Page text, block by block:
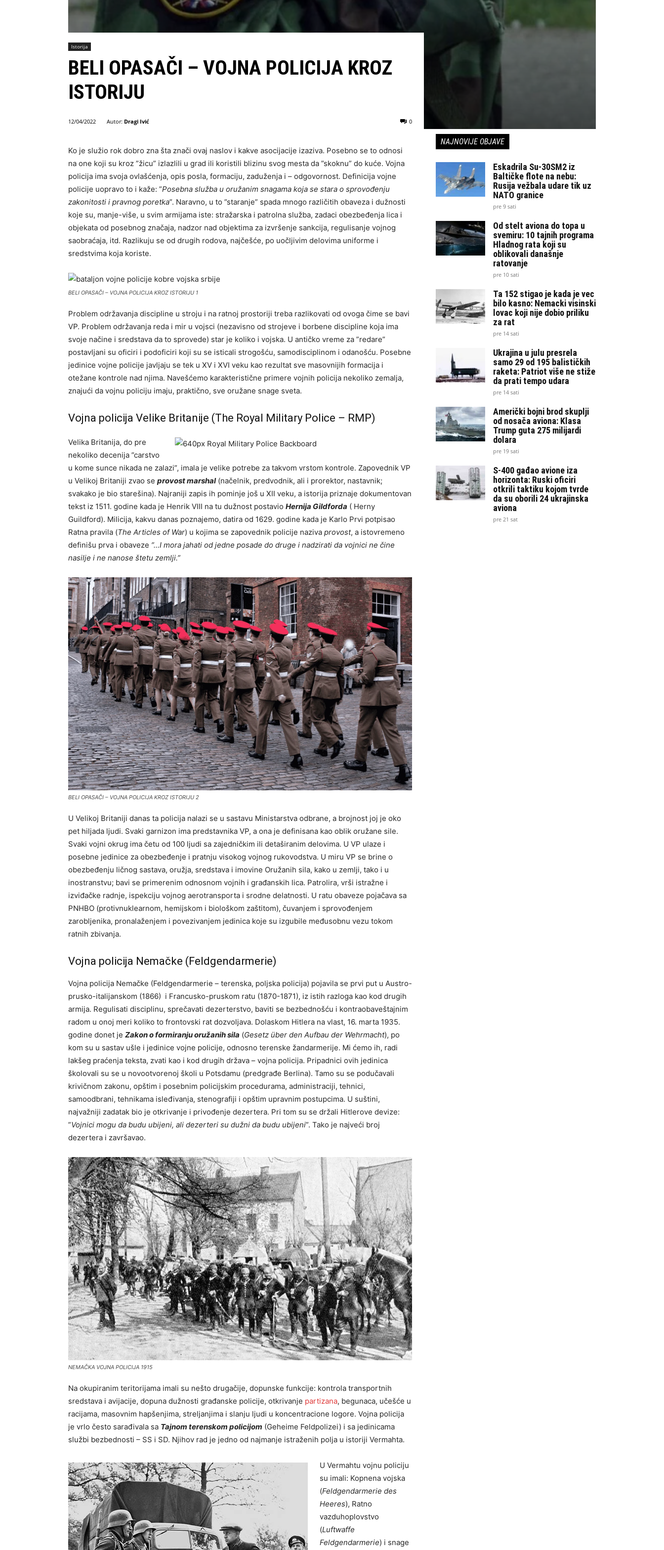
Istorija
BELI OPASAČI – VOJNA POLICIJA KROZ
ISTORIJU
12/04/2022 Autor: Dragi Ivić 0
Ko je služio rok dobro zna šta znači ovaj naslov i kakve asocijacije izaziva. Posebno se to odnosi
na one koji su kroz ”žicu” izlazlili u grad ili koristili blizinu svog mesta da ”skoknu” do kuće. Vojna
policija ima svoja ovlašćenja, opis posla, formaciju, zaduženja i – odgovornost. Definicija vojne
policije uopravo to i kaže: ”Posebna služba u oružanim snagama koja se stara o sprovođenju
zakonitosti i pravnog poretka”. Naravno, u to ”staranje” spada mnogo različitih obaveza i dužnosti
koje su, manje-više, u svim armijama iste: stražarska i patrolna služba, zadaci obezbeđenja lica i
objekata od posebnog značaja, nadzor nad objektima za izvršenje sankcija, regulisanje vojnog
saobraćaja, itd. Razlikuju se od drugih rodova, najčešće, po uočljivim delovima uniforme i
sredstvima koja koriste.
BELI OPASAČI – VOJNA POLICIJA KROZ ISTORIJU 1
Problem održavanja discipline u stroju i na ratnoj prostoriji treba razlikovati od ovoga čime se bavi
VP. Problem održavanja reda i mir u vojsci (nezavisno od strojeve i borbene discipline koja ima
svoje načine i sredstava da to sprovede) star je koliko i vojska. U antičko vreme za ”redare”
postavljani su oficiri i podoficiri koji su se isticali strogošću, samodisciplinom i odanošću. Posebne
jedinice vojne policije javljaju se tek u XV i XVI veku kao rezultat sve masovnijih formacija i
otežane kontrole nad njima. Navešćemo karakteristične primere vojnih policija nekoliko zemalja,
znajući da vojnu policiju imaju, praktično, sve oružane snage sveta.
Vojna policija Velike Britanije (The Royal Military Police – RMP)
Velika Britanija, do pre
nekoliko decenija ”carstvo
u kome sunce nikada ne zalazi”, imala je velike potrebe za takvom vrstom kontrole. Zapovednik VP
u Velikoj Britaniji zvao se provost marshal(načelnik, predvodnik, ali i prorektor, nastavnik;
svakako je bio starešina). Najraniji zapis ih pominje još u XII veku, a istorija priznaje dokumentovan
tekst iz 1511. godine kada je Henrik VIII na tu dužnost postavio Hernija Gildforda ( Herny
Guildford). Milicija, kakvu danas poznajemo, datira od 1629. godine kada je Karlo Prvi potpisao
Ratna pravila (The Articles of War) u kojima se zapovednik policije naziva provost, a istovremeno
definišu prva i obaveze ”…I mora jahati od jedne posade do druge i nadzirati da vojnici ne čine
nasilje i ne nanose štetu zemlji.”
BELI OPASAČI – VOJNA POLICIJA KROZ ISTORIJU 2
U Velikoj Britaniji danas ta policija nalazi se u sastavu Ministarstva odbrane, a brojnost joj je oko
pet hiljada ljudi. Svaki garnizon ima predstavnika VP, a ona je definisana kao oblik oružane sile.
Svaki vojni okrug ima četu od 100 ljudi sa zajedničkim ili detaširanim delovima. U VP ulaze i
posebne jedinice za obezbeđenje i pratnju visokog vojnog rukovodstva. U miru VP se brine o
obezbeđenju ličnog sastava, oružja, sredstava i imovine Oružanih sila, kako u zemlji, tako i u
inostranstvu; bavi se primerenim odnosnom vojnih i građanskih lica. Patrolira, vrši istražne i
izviđačke radnje, ispekciju vojnog aerotransporta i srodne delatnosti. U ratu obaveze pojačava sa
PNHBO (protivnuklearnom, hemijskom i biološkom zaštitom), čuvanjem i sprovođenjem
zarobljenika, pronalaženjem i povezivanjem jedinica koje su izgubile međusobnu vezu tokom
ratnih zbivanja.
Vojna policija Nemačke (Feldgendarmerie)
Vojna policija Nemačke (Feldgendarmerie – terenska, poljska policija) pojavila se prvi put u Austro-
prusko-italijanskom (1866) i Francusko-pruskom ratu (1870-1871), iz istih razloga kao kod drugih
armija. Regulisati disciplinu, sprečavati dezerterstvo, baviti se bezbednošću i kontraobaveštajnim
radom u onoj meri koliko to frontovski rat dozvoljava. Dolaskom Hitlera na vlast, 16. marta 1935.
godine donet je Zakon o formiranju oružanih sila (Gesetz über den Aufbau der Wehrmacht), po
kom su u sastav ušle i jedinice vojne policije, odnosno terenske žandarmerije. Mi ćemo ih, radi
lakšeg praćenja teksta, zvati kao i kod drugih država – vojna policija. Pripadnici ovih jedinica
školovali su se u novootvorenoj školi u Potsdamu (predgrađe Berlina). Tamo su se podučavali
krivičnom zakonu, opštim i posebnim policijskim procedurama, administraciji, tehnici,
samoodbrani, tehnikama isleđivanja, stenografiji i opštim upravnim postupcima. U suštini,
najvažniji zadatak bio je otkrivanje i privođenje dezertera. Pri tom su se držali Hitlerove devize:
”Vojnici mogu da budu ubijeni, ali dezerteri su dužni da budu ubijeni”. Tako je najveći broj
dezertera i završavao.
NEMAČKA VOJNA POLICIJA 1915
Na okupiranim teritorijama imali su nešto drugačije, dopunske funkcije: kontrola transportnih
sredstava i avijacije, dopuna dužnosti građanske policije, otkrivanje partizana, begunaca, učešće u
racijama, masovnim hapšenjima, streljanjima i slanju ljudi u koncentracione logore. Vojna policija
je vrlo često sarađivala sa Tajnom terenskom policijom (Geheime Feldpolizei) i sa jedinicama
službi bezbednosti – SS i SD. Njihov rad je jedno od najmanje istraženih polja u istoriji Vermahta.
U Vermahtu vojnu policiju
su imali: Kopnena vojska
(Feldgendarmerie des
Heeres), Ratno
vazduhoplovstvo
(Luftwaffe
Feldgendarmerie) i snage
NAJNOVIJE OBJAVE
Eskadrila Su-30SM2 iz
Baltičke flote na nebu:
Rusija vežbala udare tik uz
NATO granice
pre 9 sati
Od stelt aviona do topa u
svemiru: 10 tajnih programa
Hladnog rata koji su
oblikovali današnje
ratovanje
pre 10 sati
Ta 152 stigao je kada je vec
bilo kasno: Nemacki visinski
lovac koji nije dobio priliku
za rat
pre 14 sati
Ukrajina u julu presrela
samo 29 od 195 balističkih
raketa: Patriot više ne stiže
da prati tempo udara
pre 14 sati
Američki bojni brod skuplji
od nosača aviona: Klasa
Trump guta 275 milijardi
dolara
pre 19 sati
S-400 gađao avione iza
horizonta: Ruski oficiri
otkrili taktiku kojom tvrde
da su oborili 24 ukrajinska
aviona
pre 21 sat